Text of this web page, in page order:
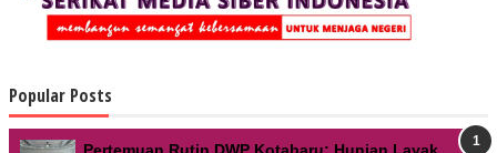
Popular Posts